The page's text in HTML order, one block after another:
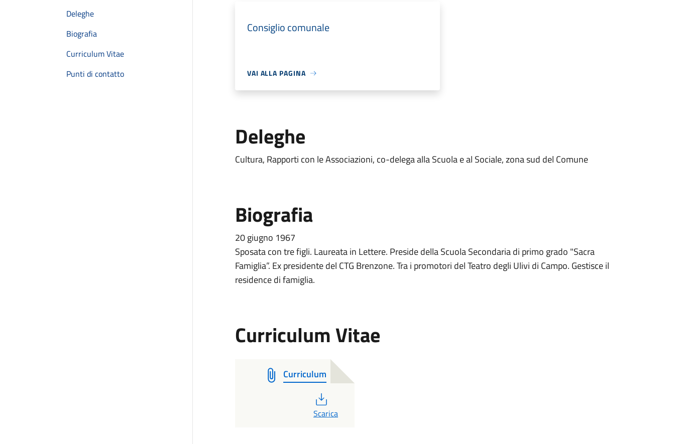
Deleghe
Biografia
Curriculum Vitae
Punti di contatto
Consiglio comunale
VAI ALLA PAGINA
Deleghe
Cultura, Rapporti con le Associazioni, co-delega alla Scuola e al Sociale, zona sud del Comune
Biografia
20 giugno 1967
Sposata con tre figli. Laureata in Lettere. Preside della Scuola Secondaria di primo grado "Sacra
Famiglia”. Ex presidente del CTG Brenzone. Tra i promotori del Teatro degli Ulivi di Campo. Gestisce il
residence di famiglia.
Curriculum Vitae
Curriculum
PDF
Scarica